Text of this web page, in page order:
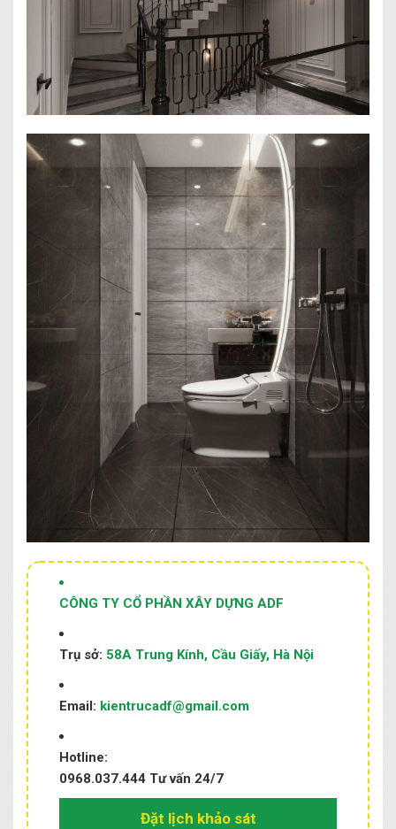
CÔNG TY CỔ PHẦN XÂY DỰNG ADF
Trụ sở: 58A Trung Kính, Cầu Giấy, Hà Nội
Email: kientrucadf@gmail.com
Hotline:
0968.037.444 Tư vấn 24/7
Đặt lịch khảo sát